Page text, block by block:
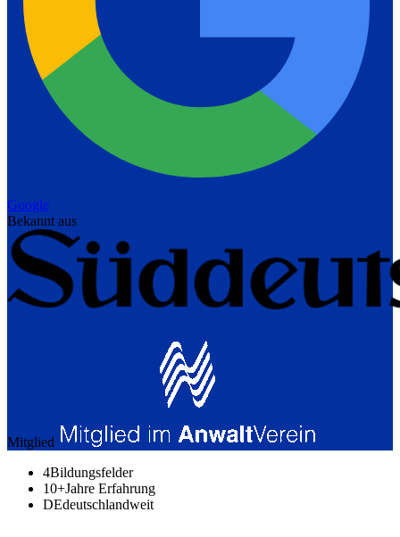
Google
Bekannt aus
Mitglied
4Bildungsfelder
10+Jahre Erfahrung
DEdeutschlandweit